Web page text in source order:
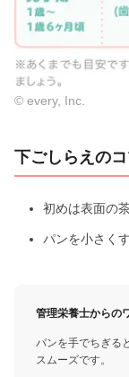
© every, Inc.
下ごしらえのコ
初めは表面の
パンを小さく
管理栄養士からの
パンを手でちぎる
スムーズです。